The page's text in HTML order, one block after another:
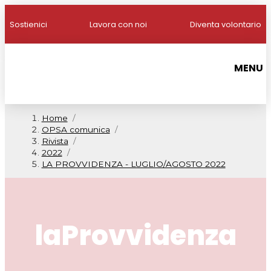
Sostienici Lavora con noi Diventa volontario
MENU
Home /
OPSA comunica /
Rivista /
2022 /
LA PROVVIDENZA - LUGLIO/AGOSTO 2022
laProvvidenza